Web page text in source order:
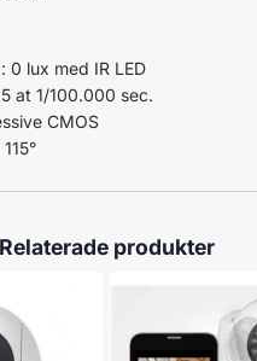
0 lux med IR LED
at 1/100.000 sec.
CMOS
Relaterade produkter